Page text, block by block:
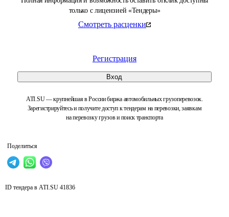
только с лицензией «Тендеры»
Смотреть расценки
Регистрация
Вход
ATI.SU — крупнейшая в России биржа автомобильных грузоперевозок.
Зарегистрируйтесь и получите доступ к тендерам на перевозки, заявкам
на перевозку грузов и поиск транспорта
Поделиться
ID тендера в ATI.SU 41836